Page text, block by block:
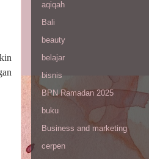
aqiqah
Bali
beauty
belajar
bisnis
BPN Ramadan 2025
buku
Business and marketing
cerpen